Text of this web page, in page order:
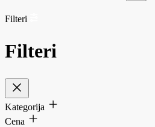
Filteri
Filteri
Kategorija
Cena